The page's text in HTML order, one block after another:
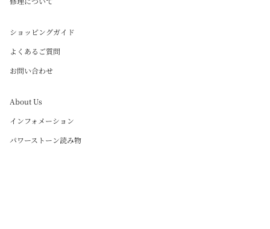
ショッピングガイド
よくあるご質問
お問い合わせ
About Us
インフォメーション
パワーストーン読み物